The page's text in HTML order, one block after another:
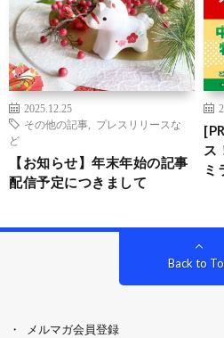
2025.12.25
その他の記事
プレスリリースな
ど
【お知らせ】年末年始の記事
配信予定につきまして
ス
ミ
Back to
メルマガ会員登録